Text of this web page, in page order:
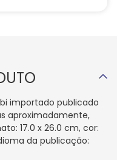
importado publicado
aproximadamente,
17.0 x 26.0 cm, cor:
da publicação: